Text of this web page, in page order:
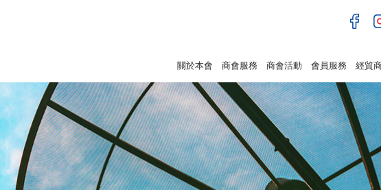
關於本會 商會服務 商會活動 會員服務 經貿